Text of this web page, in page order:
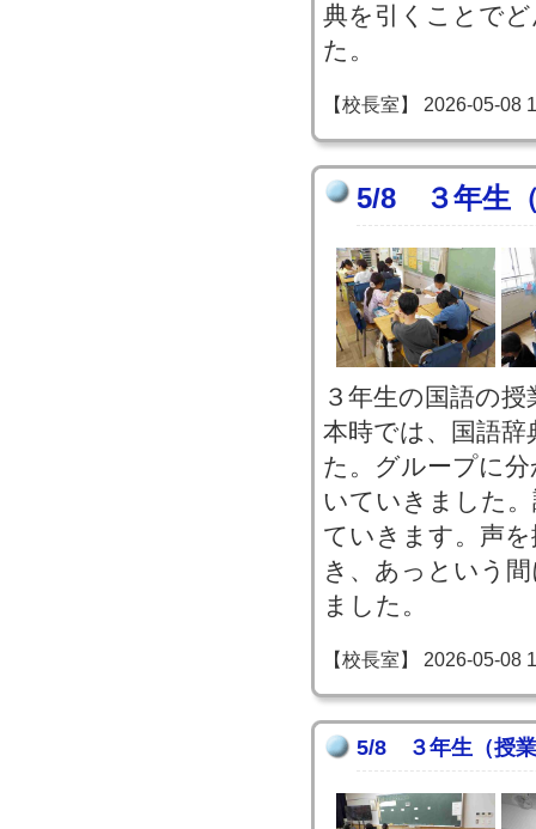
典を引くことで
た。
【校長室】 2026-05-08
5/8 ３年生
３年生の国語の
本時では、国語
た。グループに
いていきました
ていきます。声
き、あっという
ました。
【校長室】 2026-05-08
5/8 ３年生（授